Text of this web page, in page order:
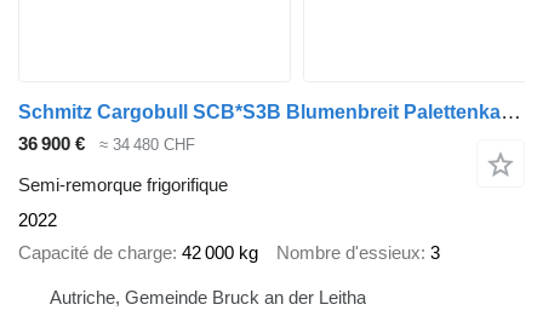
Schmitz Cargobull SCB*S3B Blumenbreit Palettenkasten Liftachse
36 900 € ≈ 34 480 CHF
Semi-remorque frigorifique
2022
Capacité de charge 42 000 kg Nombre d'essieux 3
Autriche, Gemeinde Bruck an der Leitha